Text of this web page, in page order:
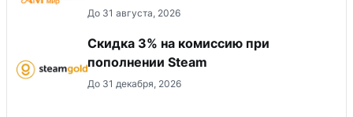
До 31 августа, 2026
Скидка 3% на комиссию при
пополнении Steam
До 31 декабря, 2026